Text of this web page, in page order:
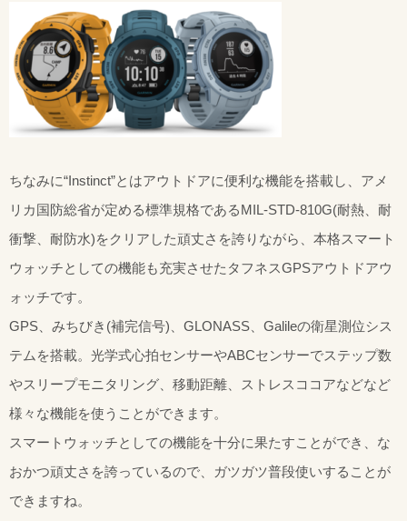
ちなみに“Instinct”とはアウトドアに便利な機能を搭載し、アメ
リカ国防総省が定める標準規格であるMIL-STD-810G(耐熱、耐
衝撃、耐防水)をクリアした頑丈さを誇りながら、本格スマート
ウォッチとしての機能も充実させたタフネスGPSアウトドアウ
ォッチです。
GPS、みちびき(補完信号)、GLONASS、Galileの衛星測位シス
テムを搭載。光学式心拍センサーやABCセンサーでステップ数
やスリープモニタリング、移動距離、ストレスココアなどなど
様々な機能を使うことができます。
スマートウォッチとしての機能を十分に果たすことができ、な
おかつ頑丈さを誇っているので、ガツガツ普段使いすることが
できますね。